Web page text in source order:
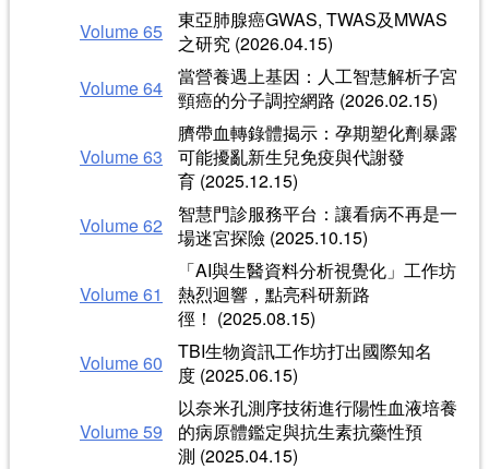
Volume 65
東亞肺腺癌GWAS, TWAS及MWAS
之研究 (2026.04.15)
Volume 64
當營養遇上基因：人工智慧解析子宮
頸癌的分子調控網路 (2026.02.15)
Volume 63
臍帶血轉錄體揭示：孕期塑化劑暴露
可能擾亂新生兒免疫與代謝發
育 (2025.12.15)
Volume 62
智慧門診服務平台：讓看病不再是一
場迷宮探險 (2025.10.15)
Volume 61
「AI與生醫資料分析視覺化」工作坊
熱烈迴響，點亮科研新路
徑！ (2025.08.15)
Volume 60
TBI生物資訊工作坊打出國際知名
度 (2025.06.15)
Volume 59
以奈米孔測序技術進行陽性血液培養
的病原體鑑定與抗生素抗藥性預
測 (2025.04.15)